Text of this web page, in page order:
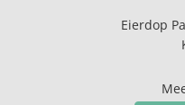
Eierdop